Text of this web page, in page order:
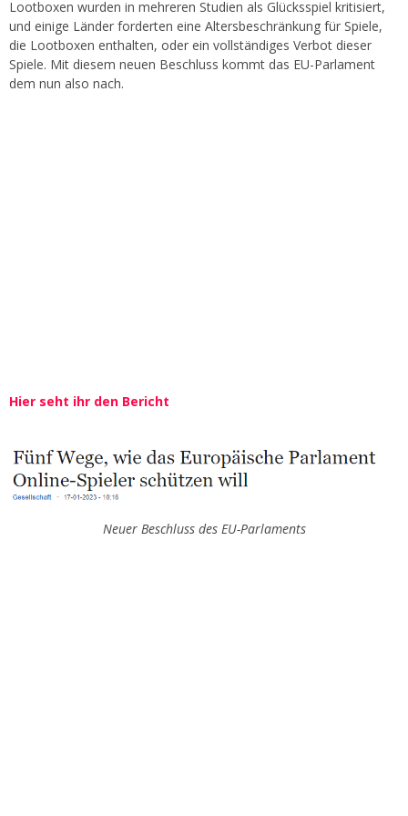
Lootboxen wurden in mehreren Studien als Glücksspiel kritisiert,
und einige Länder forderten eine Altersbeschränkung für Spiele,
die Lootboxen enthalten, oder ein vollständiges Verbot dieser
Spiele. Mit diesem neuen Beschluss kommt das EU-Parlament
dem nun also nach.
Hier seht ihr den Bericht
Neuer Beschluss des EU-Parlaments